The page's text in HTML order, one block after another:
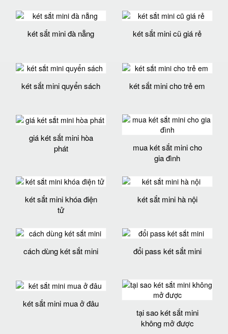
két sắt mini đà nẵng két sắt mini cũ giá rẻ
két sắt mini quyển sách két sắt mini cho trẻ em
giá két sắt mini hòa
phát
mua két sắt mini cho
gia đình
két sắt mini khóa điện
tử
két sắt mini hà nội
cách dùng két sắt mini đổi pass két sắt mini
két sắt mini mua ở đâu
tại sao két sắt mini
không mở được